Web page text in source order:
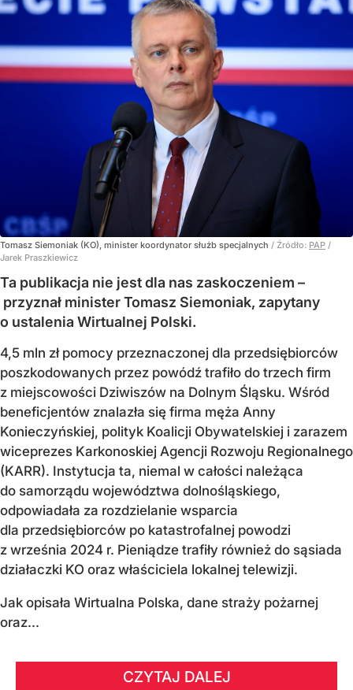
Tomasz Siemoniak (KO), minister koordynator służb specjalnych / Źródło: PAP /
Jarek Praszkiewicz
Ta publikacja nie jest dla nas zaskoczeniem –
przyznał minister Tomasz Siemoniak, zapytany
o ustalenia Wirtualnej Polski.
4,5 mln zł pomocy przeznaczonej dla przedsiębiorców
poszkodowanych przez powódź trafiło do trzech firm
z miejscowości Dziwiszów na Dolnym Śląsku. Wśród
beneficjentów znalazła się firma męża Anny
Konieczyńskiej, polityk Koalicji Obywatelskiej i zarazem
wiceprezes Karkonoskiej Agencji Rozwoju Regionalnego
(KARR). Instytucja ta, niemal w całości należąca
do samorządu województwa dolnośląskiego,
odpowiadała za rozdzielanie wsparcia
dla przedsiębiorców po katastrofalnej powodzi
z września 2024 r. Pieniądze trafiły również do sąsiada
działaczki KO oraz właściciela lokalnej telewizji.
Jak opisała Wirtualna Polska, dane straży pożarnej
oraz...
CZYTAJ DALEJ